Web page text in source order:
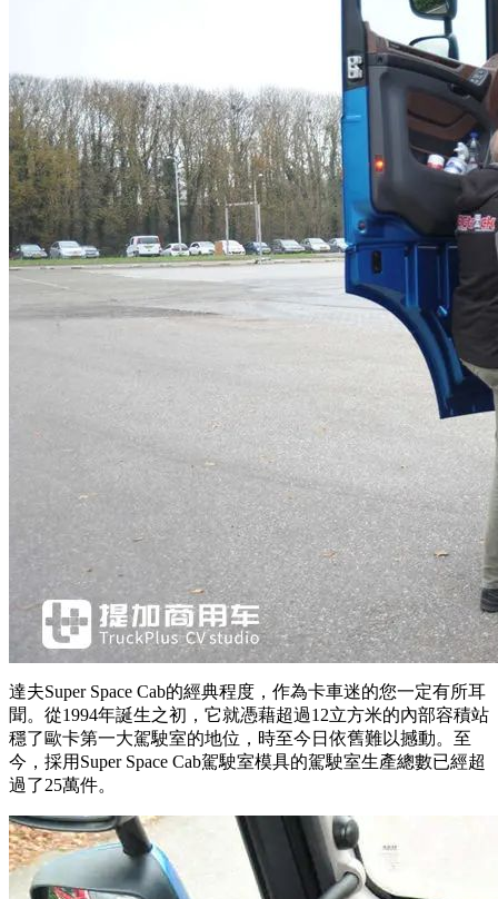
達夫Super Space Cab的經典程度，作為卡車迷的您一定有所耳
聞。從1994年誕生之初，它就憑藉超過12立方米的內部容積站
穩了歐卡第一大駕駛室的地位，時至今日依舊難以撼動。至
今，採用Super Space Cab駕駛室模具的駕駛室生產總數已經超
過了25萬件。